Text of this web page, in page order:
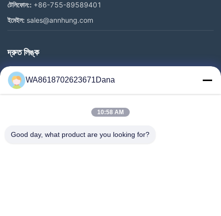
টেলিফোন:: +86-755-89589401
ইমেইল: sales@annhung.com
দ্রুত লিঙ্ক
বাড়ি
পণ্য
কারখানা ভ্রমণ
WA8618702623671Dana
10:58 AM
Good day, what product are you looking for?